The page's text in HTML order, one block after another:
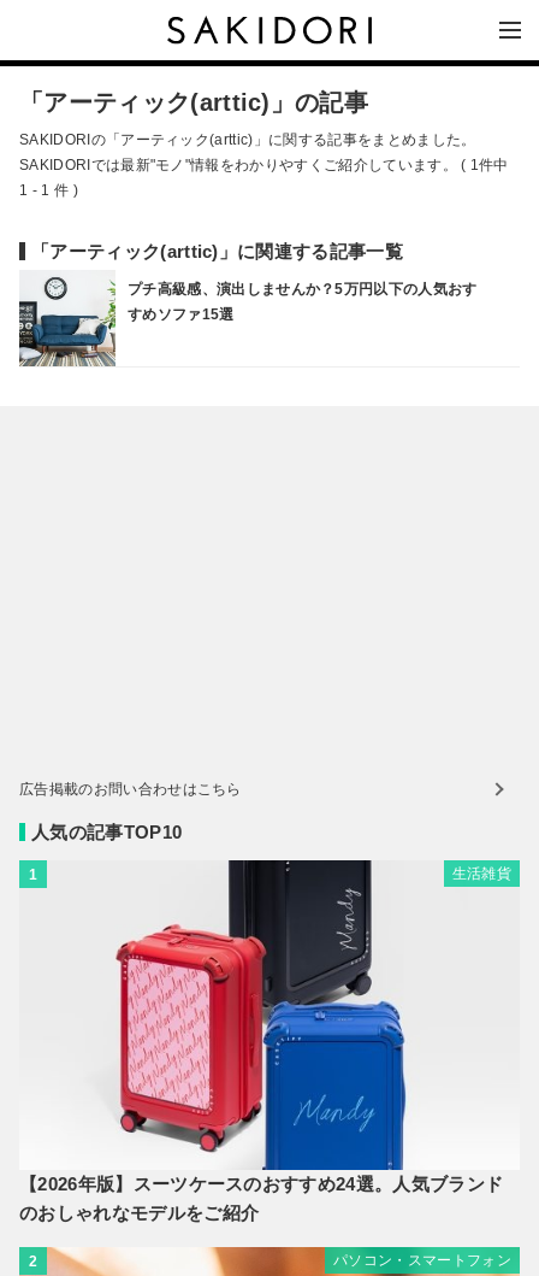
「アーティック(arttic)」の記事
SAKIDORIの「アーティック(arttic)」に関する記事をまとめました。
SAKIDORIでは最新"モノ"情報をわかりやすくご紹介しています。 ( 1件中
1 - 1 件 )
「アーティック(arttic)」に関連する記事一覧
プチ高級感、演出しませんか？5万円以下の人気おす
すめソファ15選
広告掲載のお問い合わせはこちら
人気の記事TOP10
1 生活雑貨
【2026年版】スーツケースのおすすめ24選。人気ブランド
のおしゃれなモデルをご紹介
2 パソコン・スマートフォン